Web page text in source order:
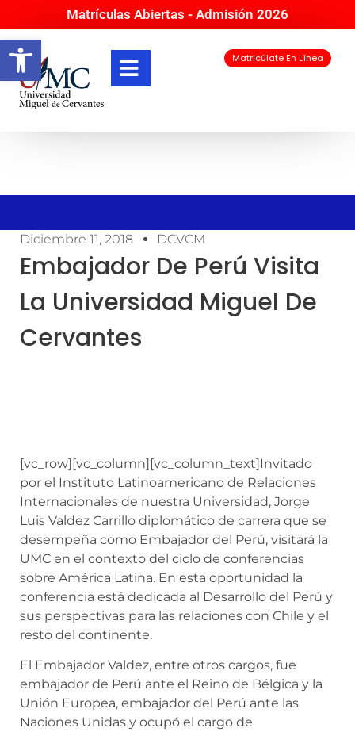
Abrir barra de herramientas
Matrículas Abiertas - Admisión 2026
Matricúlate En Línea
Diciembre 11, 2018 DCVCM
Embajador De Perú Visita
La Universidad Miguel De
Cervantes
[vc_row][vc_column][vc_column_text]Invitado
por el Instituto Latinoamericano de Relaciones
Internacionales de nuestra Universidad, Jorge
Luis Valdez Carrillo diplomático de carrera que se
desempeña como Embajador del Perú, visitará la
UMC en el contexto del ciclo de conferencias
sobre América Latina. En esta oportunidad la
conferencia está dedicada al Desarrollo del Perú y
sus perspectivas para las relaciones con Chile y el
resto del continente.
El Embajador Valdez, entre otros cargos, fue
embajador de Perú ante el Reino de Bélgica y la
Unión Europea, embajador del Perú ante las
Naciones Unidas y ocupó el cargo de